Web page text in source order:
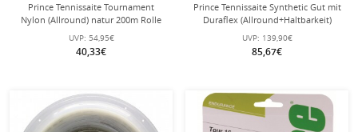
Prince Tennissaite Tournament
Nylon (Allround) natur 200m Rolle
UVP: 54,95€
40,33€
Prince Tennissaite Synthetic Gut mit
Duraflex (Allround+Haltbarkeit)
schwarz 200m Rolle
UVP: 139,90€
85,67€